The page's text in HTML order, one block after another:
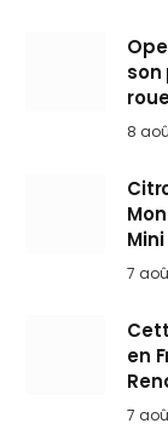
son
8
7
en
7